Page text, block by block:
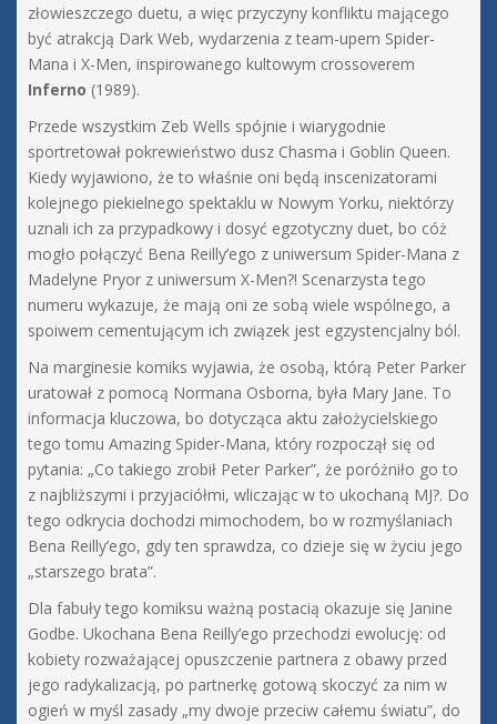
złowieszczego duetu, a więc przyczyny konfliktu mającego
być atrakcją Dark Web, wydarzenia z team-upem Spider-
Mana i X-Men, inspirowanego kultowym crossoverem
Inferno (1989).
Przede wszystkim Zeb Wells spójnie i wiarygodnie
sportretował pokrewieństwo dusz Chasma i Goblin Queen.
Kiedy wyjawiono, że to właśnie oni będą inscenizatorami
kolejnego piekielnego spektaklu w Nowym Yorku, niektórzy
uznali ich za przypadkowy i dosyć egzotyczny duet, bo cóż
mogło połączyć Bena Reilly’ego z uniwersum Spider-Mana z
Madelyne Pryor z uniwersum X-Men?! Scenarzysta tego
numeru wykazuje, że mają oni ze sobą wiele wspólnego, a
spoiwem cementującym ich związek jest egzystencjalny ból.
Na marginesie komiks wyjawia, że osobą, którą Peter Parker
uratował z pomocą Normana Osborna, była Mary Jane. To
informacja kluczowa, bo dotycząca aktu założycielskiego
tego tomu Amazing Spider-Mana, który rozpoczął się od
pytania: „Co takiego zrobił Peter Parker”, że poróżniło go to
z najbliższymi i przyjaciółmi, wliczając w to ukochaną MJ?. Do
tego odkrycia dochodzi mimochodem, bo w rozmyślaniach
Bena Reilly’ego, gdy ten sprawdza, co dzieje się w życiu jego
„starszego brata”.
Dla fabuły tego komiksu ważną postacią okazuje się Janine
Godbe. Ukochana Bena Reilly’ego przechodzi ewolucję: od
kobiety rozważającej opuszczenie partnera z obawy przed
jego radykalizacją, po partnerkę gotową skoczyć za nim w
ogień w myśl zasady „my dwoje przeciw całemu światu”, do